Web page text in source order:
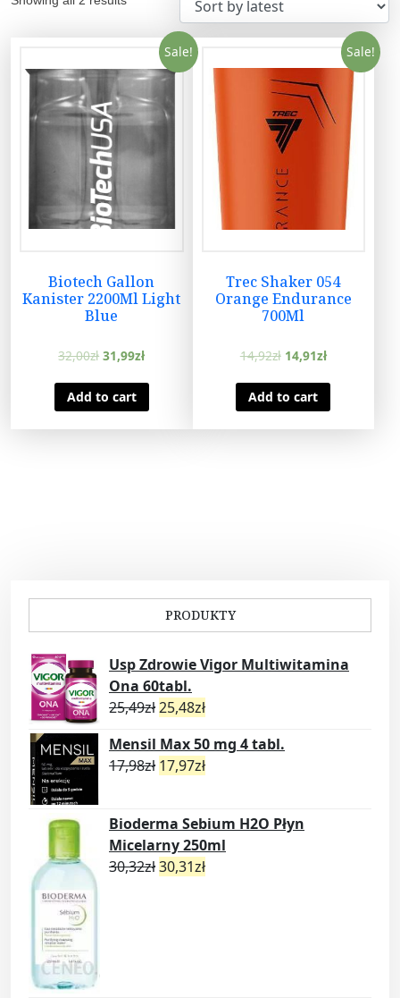
Sale!
Biotech Gallon
Kanister 2200Ml Light
Blue
32,00zł 31,99zł
Add to cart
Sale!
Trec Shaker 054
Orange Endurance
700Ml
14,92zł 14,91zł
Add to cart
PRODUKTY
Usp Zdrowie Vigor Multiwitamina
Ona 60tabl.
25,49zł25,48zł
Mensil Max 50 mg 4 tabl.
17,98zł 17,97zł
Bioderma Sebium H2O Płyn
Micelarny 250ml
30,32zł30,31zł